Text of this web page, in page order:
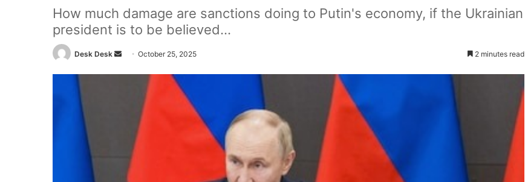
How much damage are sanctions doing to Putin's economy, if the Ukrainian
president is to be believed...
Desk Desk
SendOctober 25, 2025 2 minutes read